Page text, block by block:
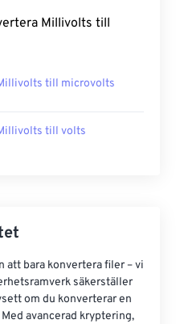
Millivolts till
till microvolts
till volts
att bara konvertera filer – vi
säkerställer
om du konverterar en
avancerad kryptering,